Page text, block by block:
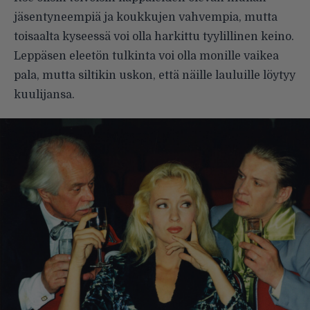
jäsentyneempiä ja koukkujen vahvempia, mutta
toisaalta kyseessä voi olla harkittu tyylillinen keino.
Leppäsen eleetön tulkinta voi olla monille vaikea
pala, mutta siltikin uskon, että näille lauluille löytyy
kuulijansa.